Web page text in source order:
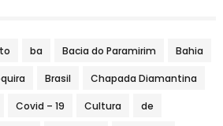
ba Bacia do Paramirim Bahia
Brasil Chapada Diamantina
Covid – 19 Cultura de